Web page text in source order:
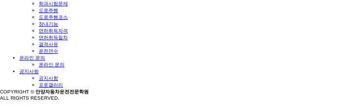
학과시험문제
도로주행
도로주행코스
장내기능
면허취득자격
면허취득절차
결격사유
운전연수
온라인 문의
온라인 문의
공지사항
공지사항
포토갤러리
COPYRIGHT © 안양자동차운전전문학원
ALL RIGHTS RESERVED.